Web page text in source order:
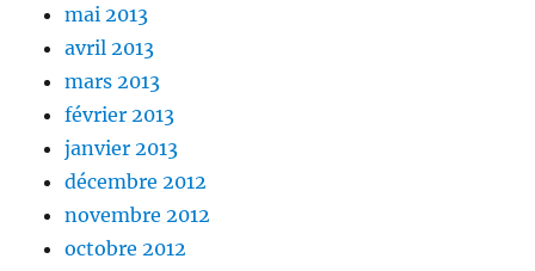
mai 2013
avril 2013
mars 2013
février 2013
janvier 2013
décembre 2012
novembre 2012
octobre 2012